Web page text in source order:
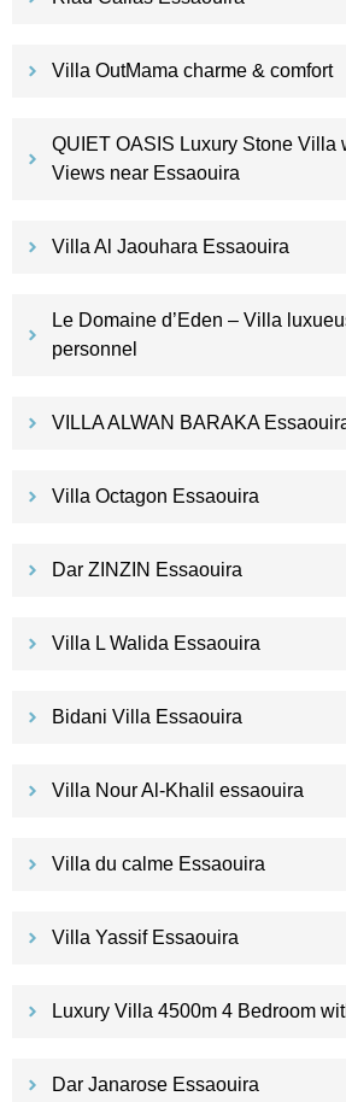
Villa OutMama charme & comfort
QUIET OASIS Luxury Stone Villa
Views near Essaouira
Villa Al Jaouhara Essaouira
Le Domaine d’Eden – Villa
personnel
VILLA ALWAN BARAKA
Villa Octagon Essaouira
Dar ZINZIN Essaouira
Villa L Walida Essaouira
Bidani Villa Essaouira
Villa Nour Al-Khalil essaouira
Villa du calme Essaouira
Villa Yassif Essaouira
Luxury Villa 4500m 4 Bedroom
Dar Janarose Essaouira